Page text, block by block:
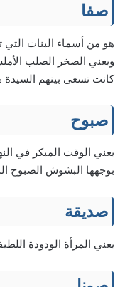
صفا
هو من أسماء البنات
ويعني الصخر الصلب
كانت تسعى بينهم السيدة
صبوح
يعني الوقت المبكر في
بوجهها البشوش الصبوح
صديقة
يعني المرأة الودودة